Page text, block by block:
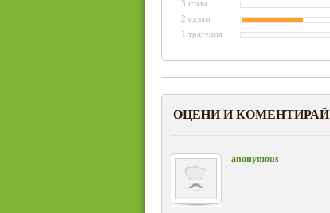
3 става
2 едвам
1 трагедия
ОЦЕНИ И КОМЕНТИРАЙ
anonymous